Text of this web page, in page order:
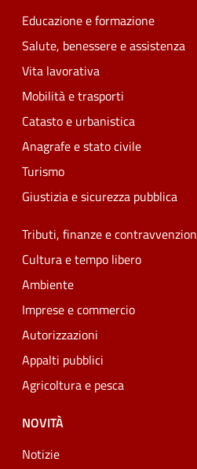
Educazione e formazione
Salute, benessere e assistenza
Vita lavorativa
Mobilità e trasporti
Catasto e urbanistica
Anagrafe e stato civile
Turismo
Giustizia e sicurezza pubblica
Tributi, finanze e
Cultura e tempo libero
Ambiente
Imprese e commercio
Autorizzazioni
Appalti pubblici
Agricoltura e pesca
NOVITÀ
Notizie